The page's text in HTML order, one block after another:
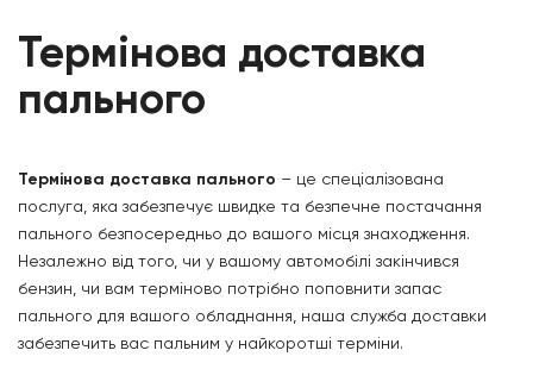
Термінова доставка
пального
Термінова доставка пального – це спеціалізована
послуга, яка забезпечує швидке та безпечне постачання
пального безпосередньо до вашого місця знаходження.
Незалежно від того, чи у вашому автомобілі закінчився
бензин, чи вам терміново потрібно поповнити запас
пального для вашого обладнання, наша служба доставки
забезпечить вас пальним у найкоротші терміни.